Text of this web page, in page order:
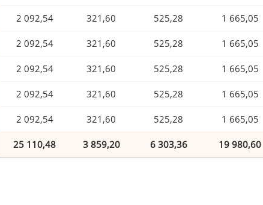
2 092,54 321,60 525,28 1 665,05
2 092,54 321,60 525,28 1 665,05
2 092,54 321,60 525,28 1 665,05
2 092,54 321,60 525,28 1 665,05
2 092,54 321,60 525,28 1 665,05
25 110,48 3 859,20 6 303,36 19 980,60